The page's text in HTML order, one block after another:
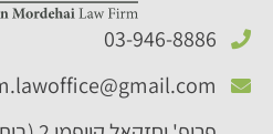
03-946-8886​